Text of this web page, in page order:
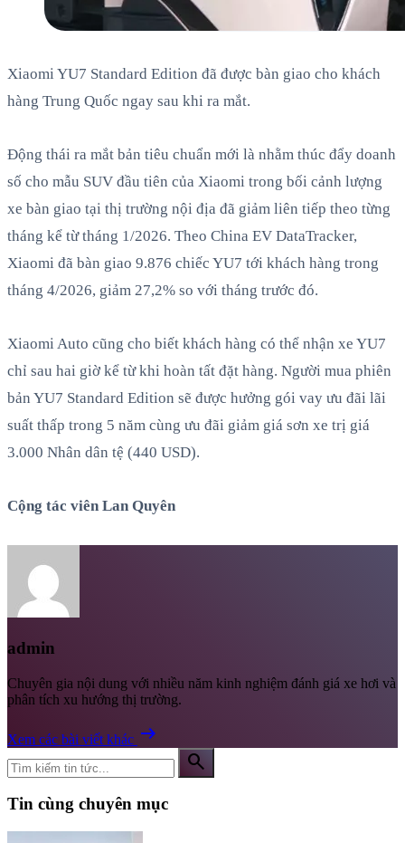
Xiaomi YU7 Standard Edition đã được bàn giao cho khách
hàng Trung Quốc ngay sau khi ra mắt.
Động thái ra mắt bản tiêu chuẩn mới là nhằm thúc đẩy doanh
số cho mẫu SUV đầu tiên của Xiaomi trong bối cảnh lượng
xe bàn giao tại thị trường nội địa đã giảm liên tiếp theo từng
tháng kể từ tháng 1/2026. Theo China EV DataTracker,
Xiaomi đã bàn giao 9.876 chiếc YU7 tới khách hàng trong
tháng 4/2026, giảm 27,2% so với tháng trước đó.
Xiaomi Auto cũng cho biết khách hàng có thể nhận xe YU7
chỉ sau hai giờ kể từ khi hoàn tất đặt hàng. Người mua phiên
bản YU7 Standard Edition sẽ được hưởng gói vay ưu đãi lãi
suất thấp trong 5 năm cùng ưu đãi giảm giá sơn xe trị giá
3.000 Nhân dân tệ (440 USD).
Cộng tác viên Lan Quyên
admin
Chuyên gia nội dung với nhiều năm kinh nghiệm đánh giá xe hơi và
phân tích xu hướng thị trường.
Xem các bài viết khác arrow_right_alt
search
Tin cùng chuyên mục